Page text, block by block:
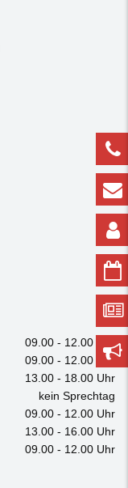
09.00 - 12.00 Uhr
09.00 - 12.00 Uhr
13.00 - 18.00 Uhr
kein Sprechtag
09.00 - 12.00 Uhr
13.00 - 16.00 Uhr
09.00 - 12.00 Uhr